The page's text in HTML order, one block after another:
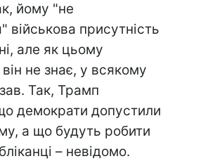
йому "не
військова присутність
але як цьому
не знає, у всякому
Так, Трамп
демократи допустили
а що будуть робити
– невідомо.